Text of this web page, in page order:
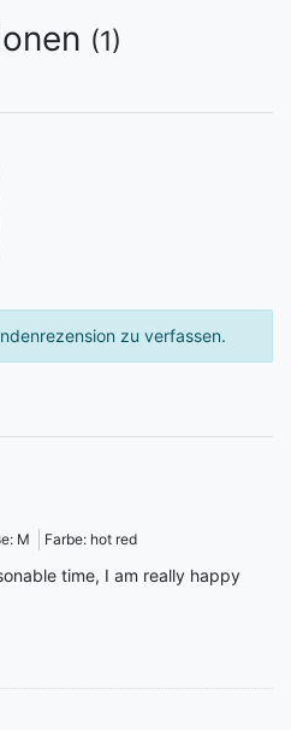
(1)
zu verfassen.
M Farbe: hot red
time, I am really happy